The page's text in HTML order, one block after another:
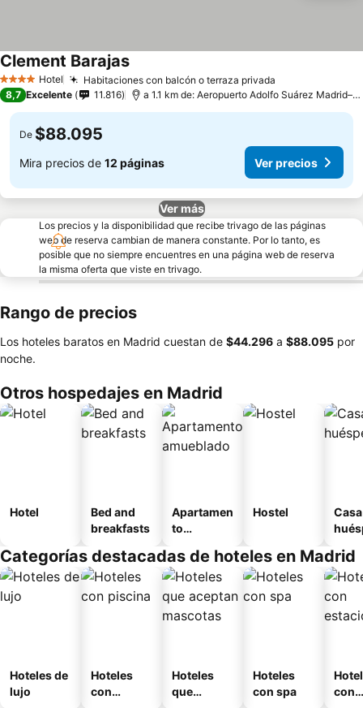
4 EstrellasHotel Habitaciones con balcón o terraza privada
Clement Barajas
8,7 Excelente 11.816 a 1.1 km de: Aeropuerto Adolfo Suárez Madrid–Barajas
De $88.095
Mira precios de 12 páginas Ver precios
Ver más
Los precios y la disponibilidad que recibe trivago de las páginas
web de reserva cambian de manera constante. Por lo tanto, es
posible que no siempre encuentres en una página web de reserva
la misma oferta que viste en trivago.
Rango de precios
Los hoteles baratos en Madrid cuestan de ‎$44.296 a ‎$88.095 por
noche.
Otros hospedajes en Madrid
Hotel
Bed and
breakfasts
Apartamen
to
o
Hostel
Categorías destacadas de hoteles en Madrid
Hoteles de
lujo
Hoteles
con
Hoteles
que
Hoteles
con spa
con